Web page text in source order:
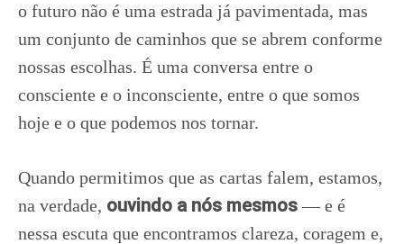
o futuro não é uma estrada já pavimentada, mas
um conjunto de caminhos que se abrem conforme
nossas escolhas. É uma conversa entre o
consciente e o inconsciente, entre o que somos
hoje e o que podemos nos tornar.
Quando permitimos que as cartas falem, estamos,
na verdade, ouvindo a nós mesmos— e é
nessa escuta que encontramos clareza, coragem e,